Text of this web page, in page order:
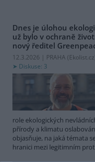
Dnes je úlohou
už bylo v ochraně
nový ředitel
12.3.2026 | PRAHA (Ekolist.cz
Diskuse: 3
role ekologických
přírody a klimatu
objasňuje, na jaká témata
hranici mezi legitimním